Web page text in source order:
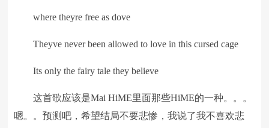
where theyre free as dove
Theyve never been allowed to love in this cursed cage
Its only the fairy tale they believe
这首歌应该是Mai HiME里面那些HiME的一种。。。
嗯。。预测吧，希望结局不要悲惨，我说了我不喜欢悲